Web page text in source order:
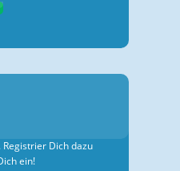
Dich dazu
ein!